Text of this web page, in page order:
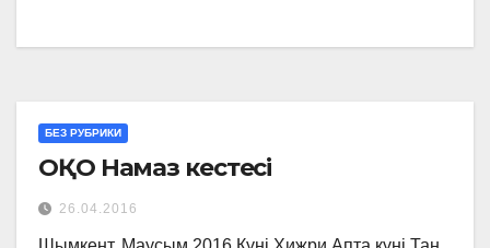
БЕЗ РУБРИКИ
ОҚО Намаз кестесі
26.04.2016